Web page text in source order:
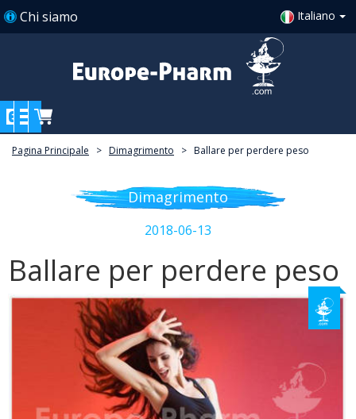
Chi siamo Italiano
Pagina Principale > Dimagrimento > Ballare per perdere peso
Dimagrimento
2018-06-13
Ballare per perdere peso